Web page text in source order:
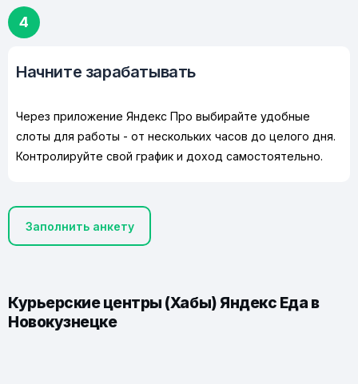
4
Начните зарабатывать
Через приложение Яндекс Про выбирайте удобные
слоты для работы - от нескольких часов до целого дня.
Контролируйте свой график и доход самостоятельно.
Заполнить анкету
Курьерские центры (Хабы) Яндекс Еда в
Новокузнецке